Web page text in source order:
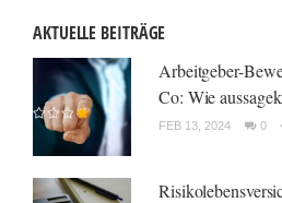
AKTUELLE BEITRÄGE
Arbeitgeber-
Co: Wie
FEB 13, 2024 0